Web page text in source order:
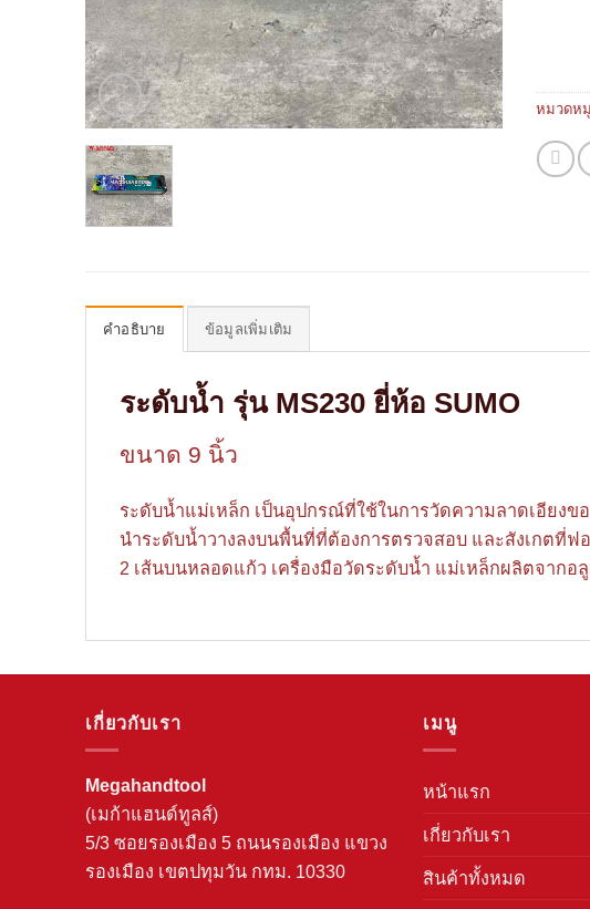
หมวดห
คำอธิบาย ข้อมูลเพิ่มเติม
ระดับน้ำ รุ่น MS230 ยี่ห้อ SUMO
ขนาด 9 นิ้ว
ระดับน้ำแม่เหล็ก เป็นอุปกรณ์ที่ใช้ในการวัดความลาดเอียง
นำระดับน้ำวางลงบนพื้นที่ที่ต้องการตรวจสอบ และสังเกตที่
2 เส้นบนหลอดแก้ว เครื่องมือวัดระดับน้ำ แม่เหล็กผลิตจาก
เกี่ยวกับเรา
Megahandtool
(เมก้าแฮนด์ทูลส์)
5/3 ซอยรองเมือง 5 ถนนรองเมือง แขวง
รองเมือง เขตปทุมวัน กทม. 10330
เมนู
หน้าแรก
เกี่ยวกับเรา
สินค้าทั้งหมด